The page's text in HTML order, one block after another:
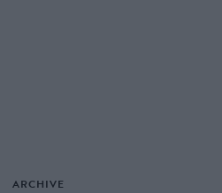
ARCHIVE